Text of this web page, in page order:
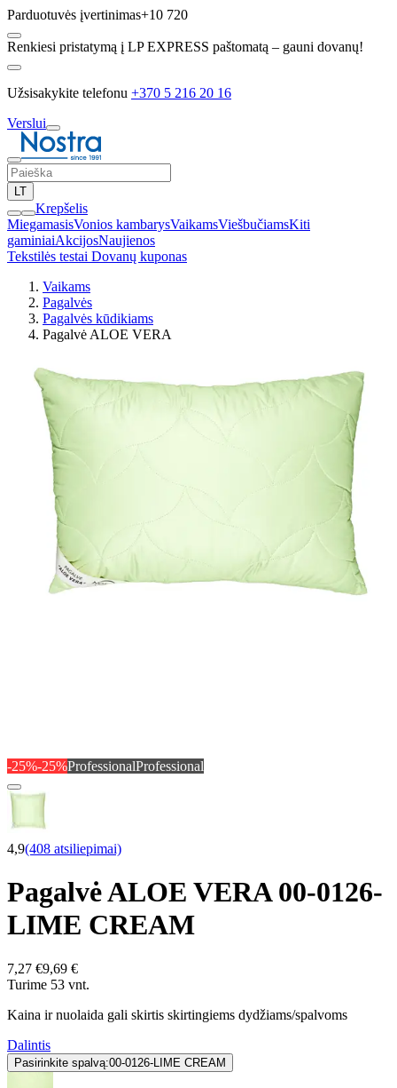
Parduotuvės įvertinimas+10 720
Renkiesi pristatymą į LP EXPRESS paštomatą – gauni dovanų!
Užsisakykite telefonu +370 5 216 20 16
Verslui
LT
Krepšelis
MiegamasisVonios kambarysVaikamsViešbučiamsKiti
gaminiaiAkcijosNaujienos
Tekstilės testai Dovanų kuponas
Vaikams
Pagalvės
Pagalvės kūdikiams
Pagalvė ALOE VERA
-25%-25%ProfessionalProfessional
4,9(408 atsiliepimai)
Pagalvė ALOE VERA 00-0126-
LIME CREAM
7,27 €9,69 €
Turime 53 vnt.
Kaina ir nuolaida gali skirtis skirtingiems dydžiams/spalvoms
Dalintis
Pasirinkite spalvą:00-0126-LIME CREAM